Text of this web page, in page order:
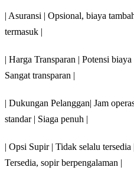
| Asuransi | Opsional, biaya
termasuk |
| Harga Transparan | Potensi
Sangat transparan |
| Dukungan Pelanggan| Jam
standar | Siaga penuh |
| Opsi Supir | Tidak selalu tersedia
Tersedia, sopir berpengalaman |